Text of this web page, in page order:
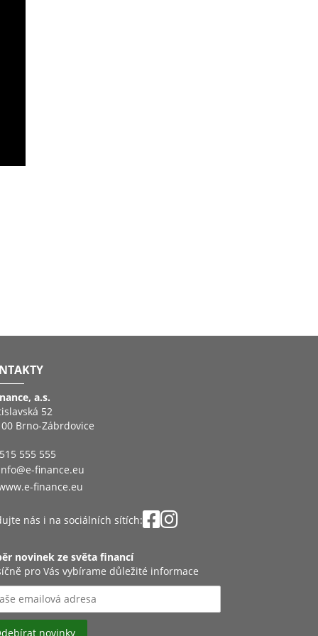
a.s.
52
Brno-Zábrdovice
515 555 555
finance.eu
finance.eu
nás i na sociálních sítích:
novinek ze světa financí
pro Vás vybírame důležité informace